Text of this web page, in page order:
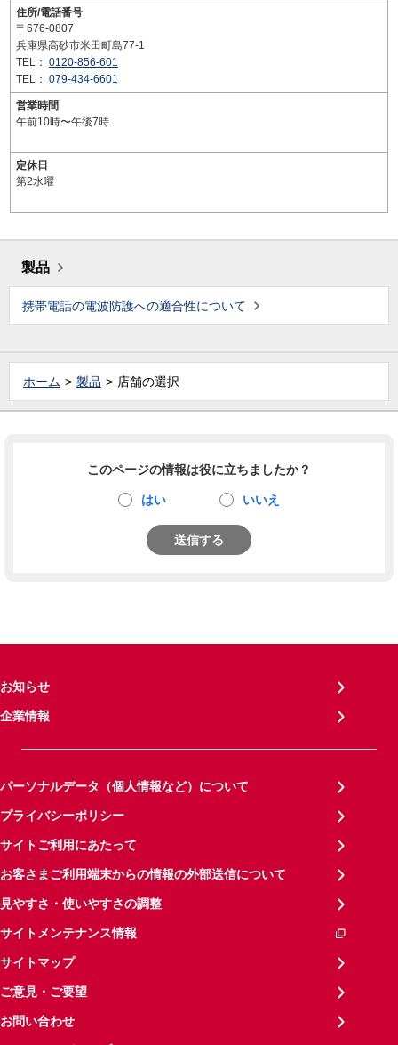
住所/電話番号
〒676-0807
兵庫県高砂市米田町島77-1
TEL： 0120-856-601
TEL： 079-434-6601
営業時間
午前10時〜午後7時
定休日
第2水曜
製品
携帯電話の電波防護への適合性について
ホーム 製品 店舗の選択
このページの情報は役に立ちましたか？
はい いいえ
送信する
お知らせ
企業情報
パーソナルデータ（個人情報など）について
プライバシーポリシー
サイトご利用にあたって
お客さまご利用端末からの情報の外部送信について
見やすさ・使いやすさの調整
サイトメンテナンス情報
サイトマップ
ご意見・ご要望
お問い合わせ